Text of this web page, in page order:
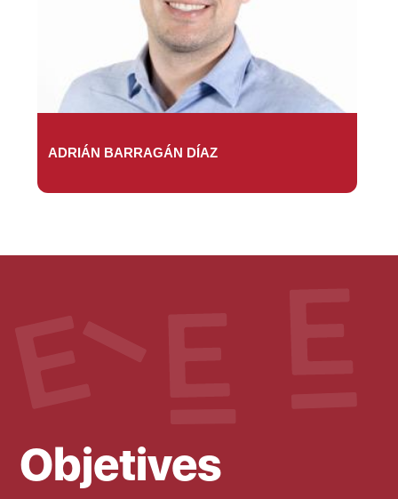
ADRIÁN BARRAGÁN DÍAZ
Objetives